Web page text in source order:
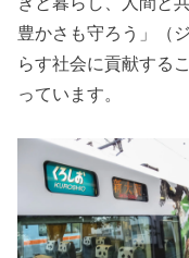
豊かさも守ろう」（
らす社会に貢献する
っています。